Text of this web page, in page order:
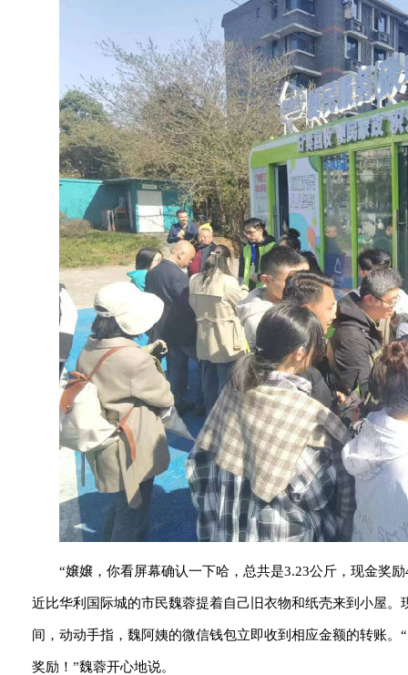
“嬢嬢，你看屏幕确认一下哈，总共是3.23公斤，现金奖
近比华利国际城的市民魏蓉提着自己旧衣物和纸壳来到小屋
间，动动手指，魏阿姨的微信钱包立即收到相应金额的转账
奖励！”魏蓉开心地说。